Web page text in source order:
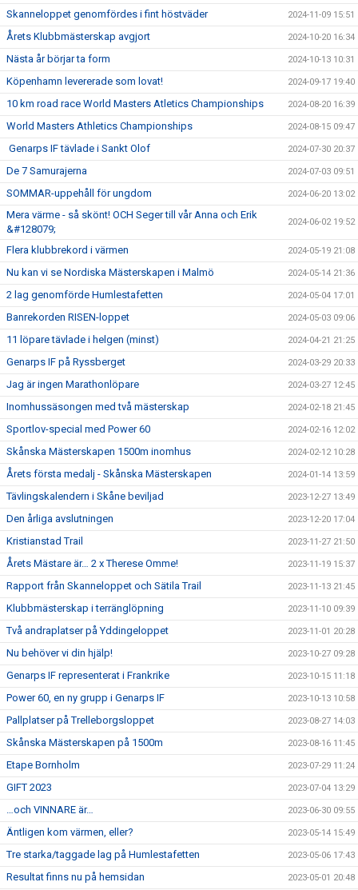
Skanneloppet genomfördes i fint höstväder 2024-11-09 15:51
Årets Klubbmästerskap avgjort 2024-10-20 16:34
Nästa år börjar ta form 2024-10-13 10:31
Köpenhamn levererade som lovat! 2024-09-17 19:40
10 km road race World Masters Atletics Championships 2024-08-20 16:39
World Masters Athletics Championships 2024-08-15 09:47
Genarps IF tävlade i Sankt Olof 2024-07-30 20:37
De 7 Samurajerna 2024-07-03 09:51
SOMMAR-uppehåll för ungdom 2024-06-20 13:02
Mera värme - så skönt! OCH Seger till vår Anna och Erik
&#128079;
2024-06-02 19:52
Flera klubbrekord i värmen 2024-05-19 21:08
Nu kan vi se Nordiska Mästerskapen i Malmö 2024-05-14 21:36
2 lag genomförde Humlestafetten 2024-05-04 17:01
Banrekorden RISEN-loppet 2024-05-03 09:06
11 löpare tävlade i helgen (minst) 2024-04-21 21:25
Genarps IF på Ryssberget 2024-03-29 20:33
Jag är ingen Marathonlöpare 2024-03-27 12:45
Inomhussäsongen med två mästerskap 2024-02-18 21:45
Sportlov-special med Power 60 2024-02-16 12:02
Skånska Mästerskapen 1500m inomhus 2024-02-12 10:28
Årets första medalj - Skånska Mästerskapen 2024-01-14 13:59
Tävlingskalendern i Skåne beviljad 2023-12-27 13:49
Den årliga avslutningen 2023-12-20 17:04
Kristianstad Trail 2023-11-27 21:50
Årets Mästare är… 2 x Therese Omme! 2023-11-19 15:37
Rapport från Skanneloppet och Sätila Trail 2023-11-13 21:45
Klubbmästerskap i terränglöpning 2023-11-10 09:39
Två andraplatser på Yddingeloppet 2023-11-01 20:28
Nu behöver vi din hjälp! 2023-10-27 09:28
Genarps IF representerat i Frankrike 2023-10-15 11:18
Power 60, en ny grupp i Genarps IF 2023-10-13 10:58
Pallplatser på Trelleborgsloppet 2023-08-27 14:03
Skånska Mästerskapen på 1500m 2023-08-16 11:45
Etape Bornholm 2023-07-29 11:24
GIFT 2023 2023-07-04 13:29
…och VINNARE är… 2023-06-30 09:55
Äntligen kom värmen, eller? 2023-05-14 15:49
Tre starka/taggade lag på Humlestafetten 2023-05-06 17:43
Resultat finns nu på hemsidan 2023-05-01 20:48